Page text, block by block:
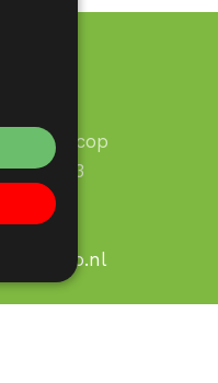
Galecop
1 - 3
49
galecop.nl